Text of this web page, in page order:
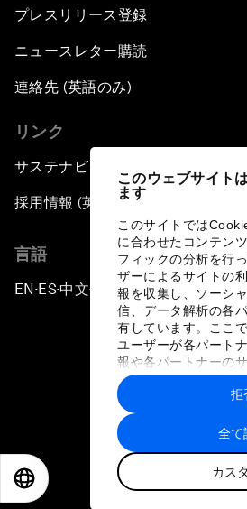
このウェブサイト
ます
このサイトでは
に合わせたコンテン
フィックの分析を行
ザーによるサイトの
報を収集し、ソーシ
信、データ解析の各
有しています。ここ
ユーザーが各パート
報や各パートナーの
に収集された情報と
トナーによって使用
す。
全て
カス
拒
プレスリリース登録
ニュースレター購読
連絡先 (英語のみ)
リンク
サステナビリティへの取り組み
採用情報 (英語のみ)
言語
EN ▪ES▪中文▪ 日本語
プライバシーポリシー
サイトマップ
©
世界経済フ